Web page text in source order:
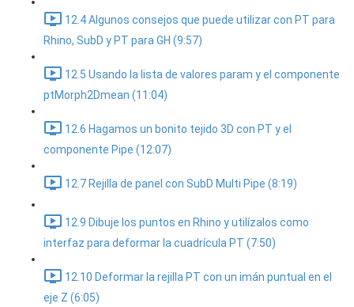
12.4 Algunos consejos que puede utilizar con PT para
Rhino, SubD y PT para GH (9:57)
12.5 Usando la lista de valores param y el componente
ptMorph2Dmean (11:04)
12.6 Hagamos un bonito tejido 3D con PT y el
componente Pipe (12:07)
12.7 Rejilla de panel con SubD Multi Pipe (8:19)
12.9 Dibuje los puntos en Rhino y utilízalos como
interfaz para deformar la cuadrícula PT (7:50)
12.10 Deformar la rejilla PT con un imán puntual en el
eje Z (6:05)